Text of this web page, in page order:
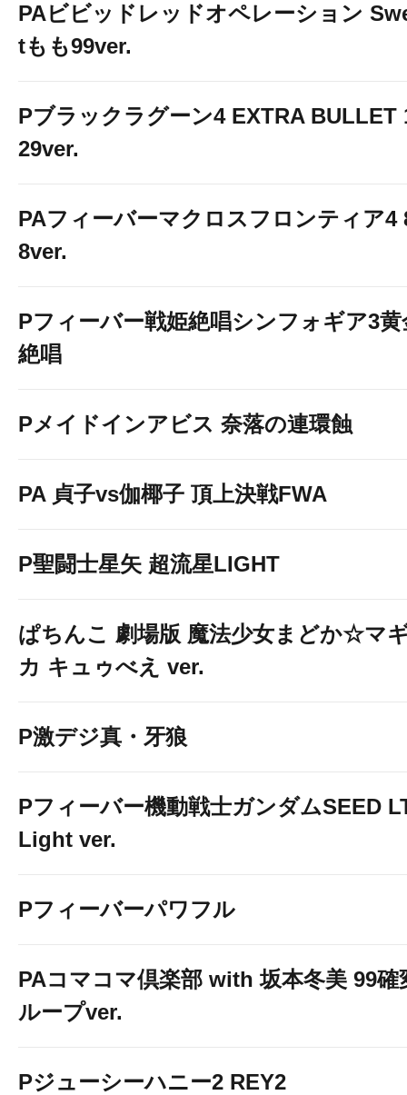
PAビビッドレッドオペレーション
tもも99ver.
Pブラックラグーン4 EXTRA BULLET
29ver.
PAフィーバーマクロスフロンティア4
8ver.
Pフィーバー戦姫絶唱シンフォギア3黄
絶唱
Pメイドインアビス 奈落の連環蝕
PA 貞子vs伽椰子 頂上決戦FWA
P聖闘士星矢 超流星LIGHT
ぱちんこ 劇場版 魔法少女まどか☆マ
カ キュゥべえ ver.
P激デジ真・牙狼
Pフィーバー機動戦士ガンダムSEED
Light ver.
Pフィーバーパワフル
PAコマコマ倶楽部 with 坂本冬美 99確
ループver.
Pジューシーハニー2 REY2